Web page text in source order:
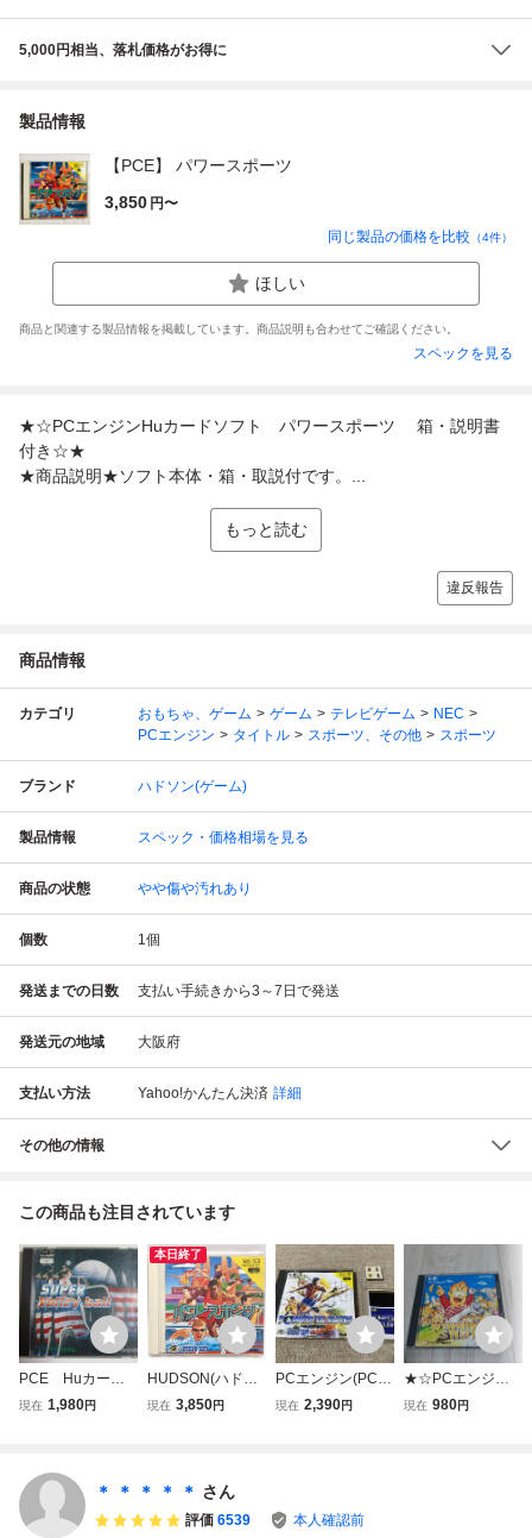
5,000円相当、落札価格がお得に
製品情報
【PCE】 パワースポーツ
3,850 円〜
同じ製品の価格を比較 （4件）
ほしい
商品と関連する製品情報を掲載しています。商品説明も合わせてご確認ください。
スペックを見る
★☆PCエンジンHuカードソフト パワースポーツ 箱・説明書
付き☆★
★商品説明★ソフト本体・箱・取説付です。...
もっと読む
違反報告
商品情報
カテゴリ おもちゃ、ゲーム ゲーム テレビゲーム
NEC
PCエンジン
タイトル スポーツ、その他 スポーツ
ブランド ハドソン(ゲーム)
製品情報 スペック・価格相場を見る
商品の状態 やや傷や汚れあり
個数 1個
発送までの日数 支払い手続きから3～7日で発送
発送元の地域 大阪府
支払い方法 Yahoo!かんたん決済 詳細
その他の情報
この商品も注目されています
PCE Huカー
ド スーパーバレ
現在 1,980円
本日終了
HUDSON(ハドソ
ン)・『パワースポ
作未確認・No.250
ズ60
現在 3,850円
PCエンジン(PCE)
「パワーイレブ
現在 2,390円
★☆PCエンジンH
uカードソフト
現在 980円
＊ ＊ ＊ ＊ ＊ さん
評価 6539 本人確認前